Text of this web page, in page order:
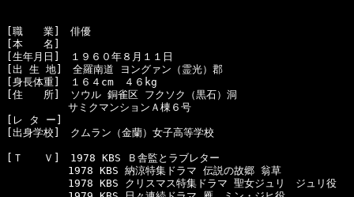
[職　　業]　俳優
[本　　名]
[生年月日]　１９６０年８月１１日
[出 生 地]　全羅南道 ヨングァン（霊光）郡
[身長体重]　１６４cm　４６kg
[住　　所]　ソウル 銅雀区 フクソク（黒石）洞
サミクマンションＡ棟６号
[レ タ ー]
[出身学校]　クムラン（金蘭）女子高等学校
[Ｔ　　Ｖ]　1978 KBS Ｂ舎監とラブレター
1978 KBS 納涼特集ドラマ 伝説の故郷 翁草
1978 KBS クリスマス特集ドラマ 聖女ジュリ　ジュリ役